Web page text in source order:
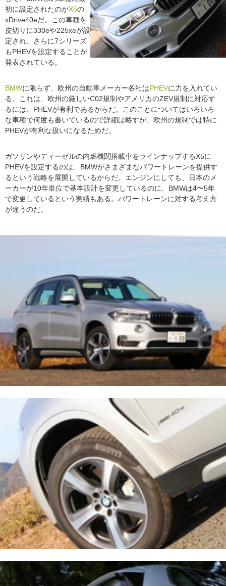
初に設定されたのがX5の
xDrive40eだ。この車種を
皮切りに330eや225xeが設
定され、さらに7シリーズ
もPHEVを設定することが
発表されている。
BMWに限らず、欧州の自動車メーカー各社はPHEVに力を入れてい
る。これは、欧州の厳しいC02規制やアメリカのZEV規制に対応す
るには、PHEVが有利であるからだ。このことについてはいろいろ
な車種で何度も書いているので詳細は略すが、欧州の規制では特に
PHEVが有利な扱いになるためだ。
ガソリンやディーゼルの内燃機関搭載車をラインナップするX5に
PHEVを設定するのは、BMWがさまざまなパワートレーンを提供す
るという戦略を展開しているからだ。エンジンにしても、日本のメ
ーカーが10年単位で基本設計を変更しているのに、BMWは4〜5年
で変更しているという実績もある。パワートレーンに対する考え方
が違うのだ。